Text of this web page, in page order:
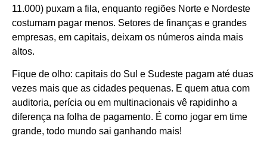
11.000) puxam a fila, enquanto regiões Norte e Nordeste
costumam pagar menos. Setores de finanças e grandes
empresas, em capitais, deixam os números ainda mais
altos.
Fique de olho: capitais do Sul e Sudeste pagam até duas
vezes mais que as cidades pequenas. E quem atua com
auditoria, perícia ou em multinacionais vê rapidinho a
diferença na folha de pagamento. É como jogar em time
grande, todo mundo sai ganhando mais!